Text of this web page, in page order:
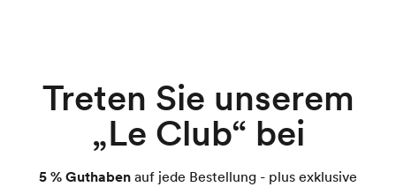
Treten Sie unserem
„Le Club“ bei
5 % Guthaben auf jede Bestellung - plus exklusive